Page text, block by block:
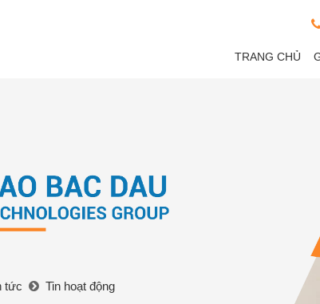
TRANG CHỦ
tức Tin hoạt động